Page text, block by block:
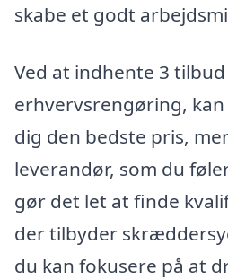
skabe et godt
Ved at indhente 3 tilbud
erhvervsrengøring,
dig den bedste pris,
leverandør, som du
gør det let at finde
der tilbyder
du kan fokusere på at